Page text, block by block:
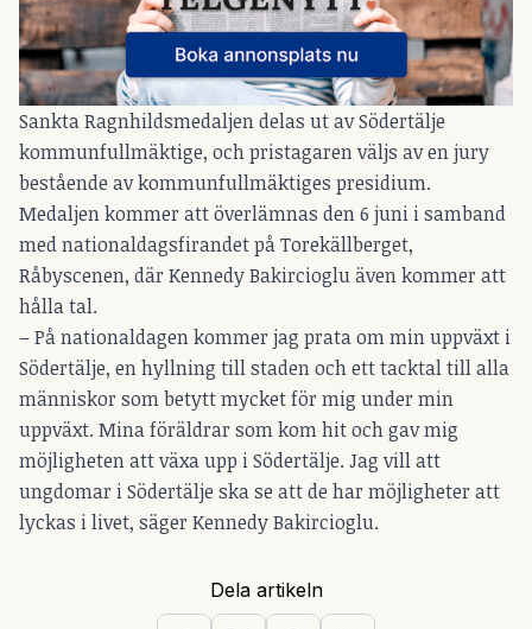
Sankta Ragnhildsmedaljen delas ut av Södertälje
kommunfullmäktige, och pristagaren väljs av en jury
bestående av kommunfullmäktiges presidium.
Medaljen kommer att överlämnas den 6 juni i samband
med nationaldagsfirandet på Torekällberget,
Råbyscenen, där Kennedy Bakircioglu även kommer att
hålla tal.
– På nationaldagen kommer jag prata om min uppväxt i
Södertälje, en hyllning till staden och ett tacktal till alla
människor som betytt mycket för mig under min
uppväxt. Mina föräldrar som kom hit och gav mig
möjligheten att växa upp i Södertälje. Jag vill att
ungdomar i Södertälje ska se att de har möjligheter att
lyckas i livet, säger Kennedy Bakircioglu.
Dela artikeln